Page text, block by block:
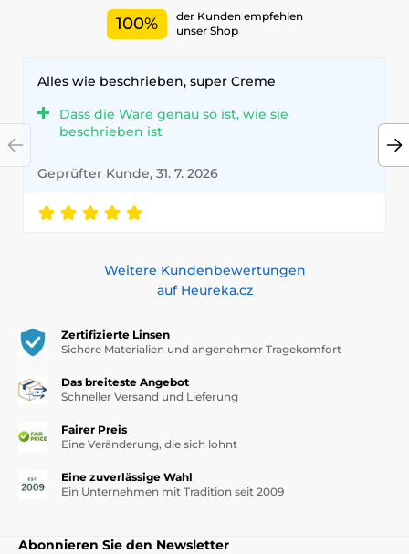
100%
der Kunden empfehlen
unser Shop
Alles wie beschrieben, super Creme
Dass die Ware genau so ist, wie sie
beschrieben ist
Geprüfter Kunde, 31. 7. 2026
Weitere Kundenbewertungen
auf Heureka.cz
Zertifizierte Linsen
Sichere Materialien und angenehmer Tragekomfort
Das breiteste Angebot
Schneller Versand und Lieferung
Fairer Preis
Eine Veränderung, die sich lohnt
Eine zuverlässige Wahl
Ein Unternehmen mit Tradition seit 2009
Abonnieren Sie den Newsletter